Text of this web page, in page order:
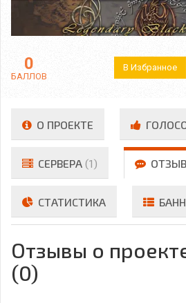
0
БАЛЛОВ
В Избранное
О ПРОЕКТЕ
СЕРВЕРА (1)
СТАТИСТИКА
Отзывы о
(0)